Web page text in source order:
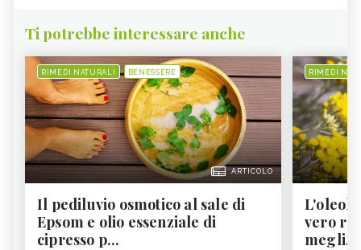
Ti potrebbe interessare anche
RIMEDI NATURALI BENESSERE
ARTICOLO
Il pediluvio osmotico al sale di
Epsom e olio essenziale di
cipresso p...
RIMEDI
vero re
megli...